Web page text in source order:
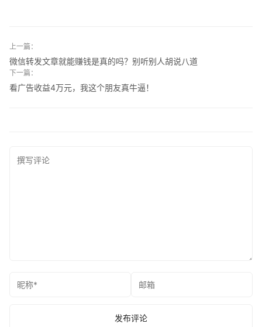
上一篇：
微信转发文章就能赚钱是真的吗？别听别人胡说八道
下一篇：
看广告收益4万元，我这个朋友真牛逼！